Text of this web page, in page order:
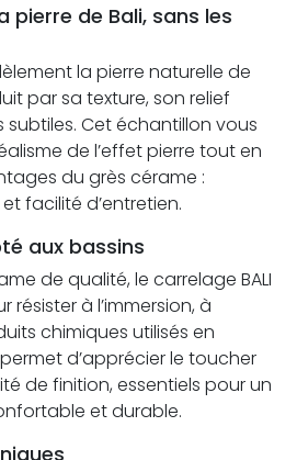
pierre de Bali, sans les
la pierre naturelle de
par sa texture, son relief
subtiles. Cet échantillon vous
de l’effet pierre tout en
du grès cérame :
facilité d’entretien.
aux bassins
de qualité, le carrelage BALI
résister à l’immersion, à
chimiques utilisés en
d’apprécier le toucher
de finition, essentiels pour un
et durable.